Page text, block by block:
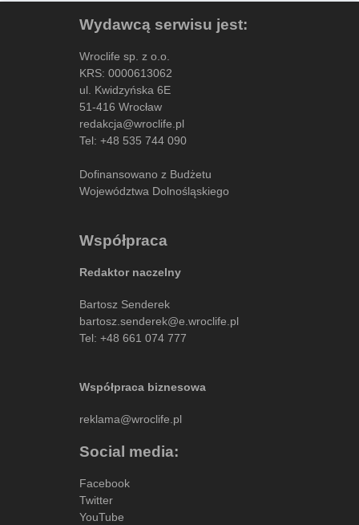
Wydawcą serwisu jest:
Wroclife sp. z o.o.
KRS: 0000613062
ul. Kwidzyńska 6E
51-416 Wrocław
redakcja@wroclife.pl
Tel: +48 535 744 090
Dofinansowano z Budżetu
Województwa Dolnośląskiego
Współpraca
Redaktor naczelny
Bartosz Senderek
bartosz.senderek@e.wroclife.pl
Tel: +48 661 074 777
Współpraca biznesowa
reklama@wroclife.pl
Social media:
Facebook
Twitter
YouTube